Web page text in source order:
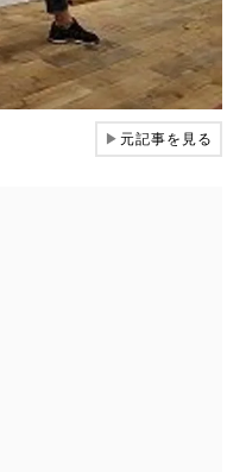
▶元記事を見る